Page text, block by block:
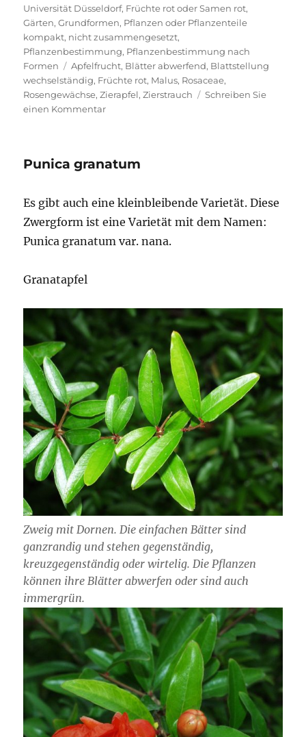
Universität Düsseldorf, Früchte rot oder Samen rot,
Gärten,Grundformen, Pflanzen oder Pflanzenteile
kompakt, nicht zusammengesetzt,
Pflanzenbestimmung, Pflanzenbestimmung nach
Formen
Schlagwörter
Apfelfrucht, Blätter abwerfend, Blattstellung
wechselständig, Früchte rot, Malus, Rosaceae,
Rosengewächse,Zierapfel,Zierstrauch
Schreiben Sie
einen Kommentarzu
Rushforth
Punica granatum
Es gibt auch eine kleinbleibende Varietät. Diese
Zwergform ist eine Varietät mit dem Namen:
Punica granatum var. nana.
Granatapfel
Zweig mit Dornen. Die einfachen Bätter sind
ganzrandig und stehen gegenständig,
kreuzgegenständig oder wirtelig. Die Pflanzen
können ihre Blätter abwerfen oder sind auch
immergrün.